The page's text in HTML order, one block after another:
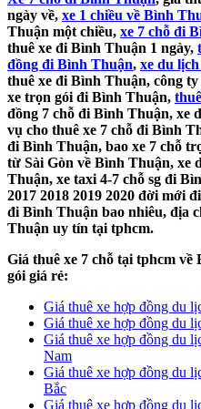
ngày về, xe 1 chiều về Bình
Thuận một chiều, xe 7 chỗ đi
thuê xe đi Bình Thuận 1 ngày,
đồng đi Bình Thuận, xe du
thuê xe đi Bình Thuận, công
xe trọn gói đi Bình Thuận,
đồng 7 chỗ đi Bình Thuận, xe
vụ cho thuê xe 7 chỗ đi Bình
đi Bình Thuận, bao xe 7 chỗ
từ Sài Gòn về Bình Thuận, xe
Thuận, xe taxi 4-7 chỗ sg đi
2017 2018 2019 2020 đời mới
đi Bình Thuận bao nhiêu, địa
Thuận uy tín tại tphcm.
Giá thuê xe 7 chỗ tại tphcm
gói giá rẻ:
Giá thuê xe hợp đồng du
Giá thuê xe hợp đồng du
Giá thuê xe hợp đồng du
Nam
Giá thuê xe hợp đồng du
Bắc
Giá thuê xe hợp đồng du